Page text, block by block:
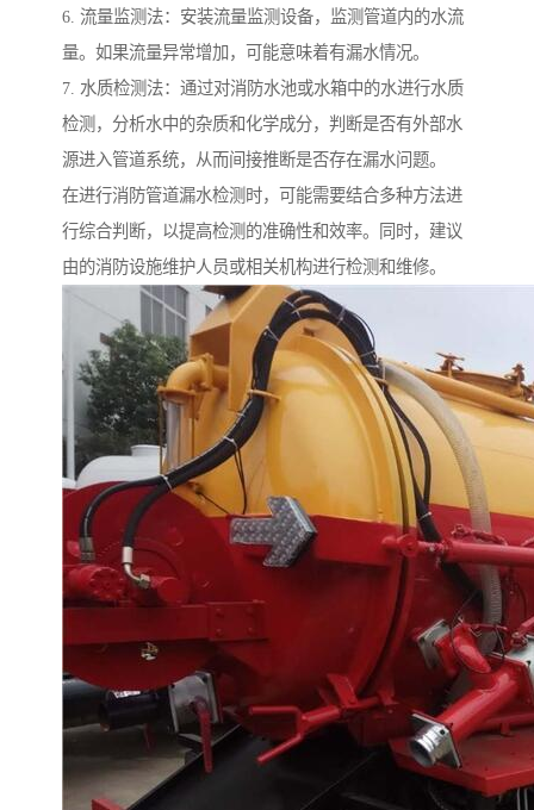
6. 流量监测法：安装流量监测设备，监测管道内的水流
量。如果流量异常增加，可能意味着有漏水情况。
7. 水质检测法：通过对消防水池或水箱中的水进行水质
检测，分析水中的杂质和化学成分，判断是否有外部水
源进入管道系统，从而间接推断是否存在漏水问题。
在进行消防管道漏水检测时，可能需要结合多种方法进
行综合判断，以提高检测的准确性和效率。同时，建议
由的消防设施维护人员或相关机构进行检测和维修。